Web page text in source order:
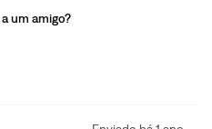
um amigo?